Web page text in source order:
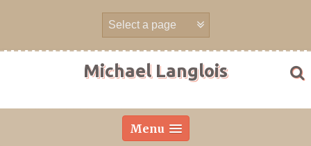
Michael Langlois
Menu